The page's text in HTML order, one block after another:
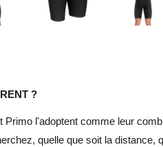
?
l'adoptent comme leur
quelle que soit la